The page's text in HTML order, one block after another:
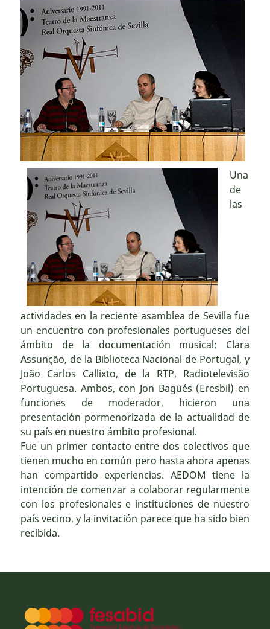
Una
de
las
actividades en la reciente asamblea de Sevilla fue
un encuentro con profesionales portugueses del
ámbito de la documentación musical: Clara
Assunção, de la Biblioteca Nacional de Portugal, y
João Carlos Callixto, de la RTP, Radiotelevisão
Portuguesa. Ambos, con Jon Bagüés (Eresbil) en
funciones de moderador, hicieron una
presentación pormenorizada de la actualidad de
su país en nuestro ámbito profesional.
Fue un primer contacto entre dos colectivos que
tienen mucho en común pero hasta ahora apenas
han compartido experiencias. AEDOM tiene la
intención de comenzar a colaborar regularmente
con los profesionales e instituciones de nuestro
país vecino, y la invitación parece que ha sido bien
recibida.